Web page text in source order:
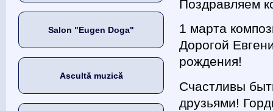
Salon "Eugen Doga"
Ascultă muzică
Поздравляем
1 марта
Дорогой
рождения!
Счастливы
друзьями!